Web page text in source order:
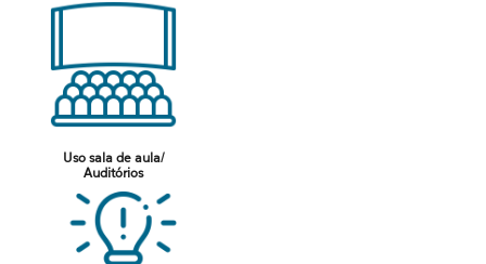
Uso sala de aula/
Auditórios